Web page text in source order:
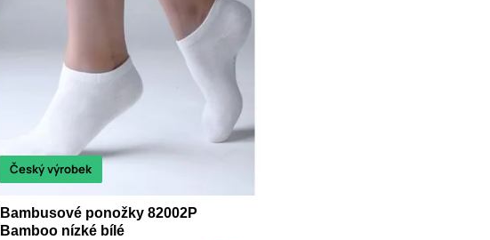
Český výrobek
Bambusové ponožky 82002P
Bamboo nízké bílé